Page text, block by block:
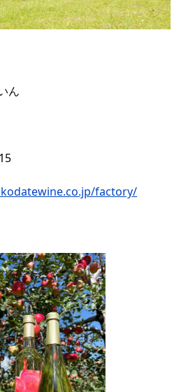
ん
factory/